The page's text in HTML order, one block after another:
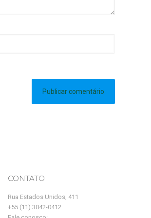
CONTATO
Rua Estados Unidos, 411
+55 (11) 3042-0412